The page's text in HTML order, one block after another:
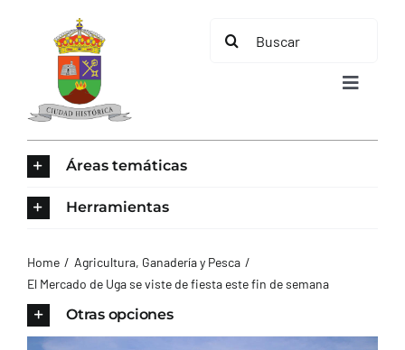
contenido
Buscar:
Toggle
AYUNTAMIENTO
Áreas temáticas
Herramientas
Home
Agricultura, Ganadería y Pesca
El Mercado de Uga se viste de fiesta este fin de semana
Otras opciones